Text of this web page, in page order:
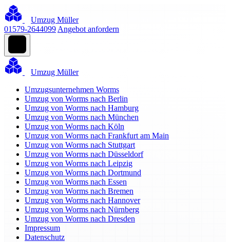
Umzug Müller
01579-2644099 Angebot anfordern
Umzug Müller
Umzugsunternehmen Worms
Umzug von Worms nach Berlin
Umzug von Worms nach Hamburg
Umzug von Worms nach München
Umzug von Worms nach Köln
Umzug von Worms nach Frankfurt am Main
Umzug von Worms nach Stuttgart
Umzug von Worms nach Düsseldorf
Umzug von Worms nach Leipzig
Umzug von Worms nach Dortmund
Umzug von Worms nach Essen
Umzug von Worms nach Bremen
Umzug von Worms nach Hannover
Umzug von Worms nach Nürnberg
Umzug von Worms nach Dresden
Impressum
Datenschutz